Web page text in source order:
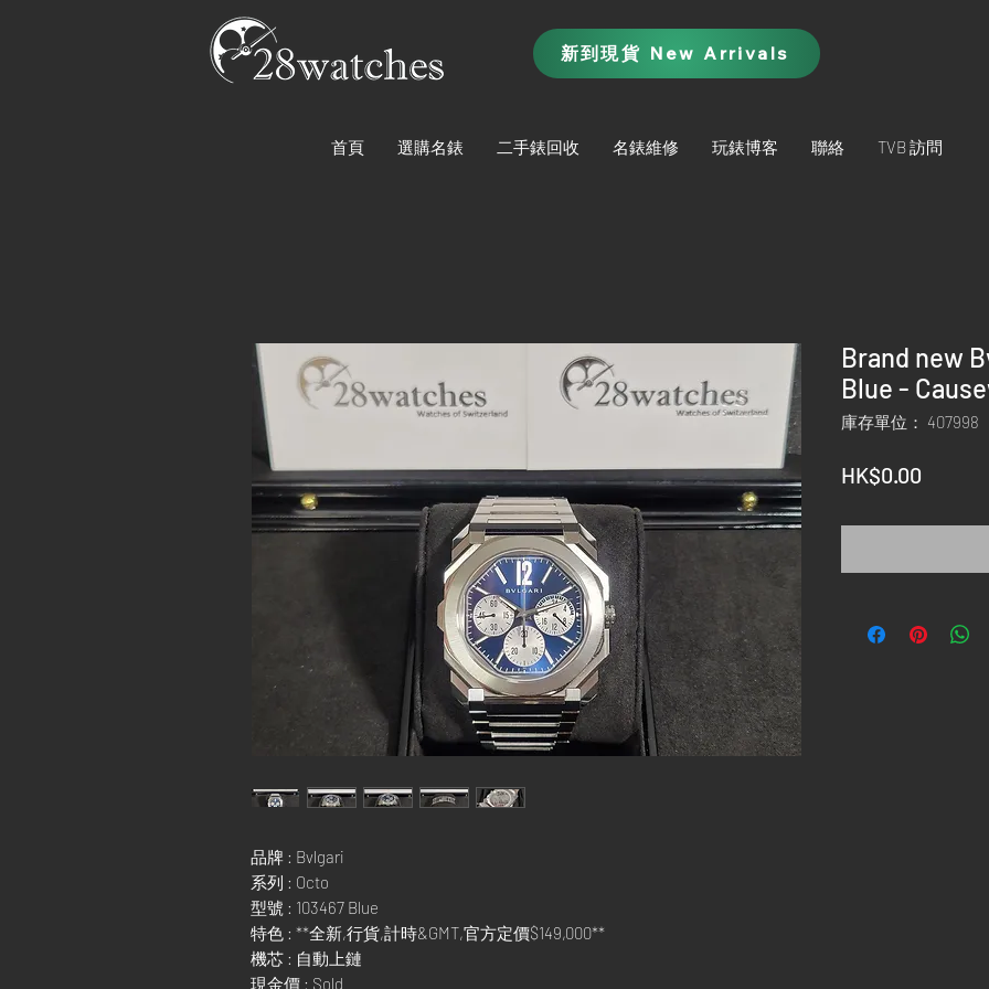
新到現貨 New Arrivals
首頁 選購名錶 二手錶回收 名錶維修 玩錶博客 聯絡 TVB 訪問
品牌 : Bvlgari
系列 : Octo
型號 : 103467 Blue
特色 : **全新,行貨,計時&GMT,官方定價$149,000**
機芯 : 自動上鏈
現金價 : Sold
Brand new
Blue -
庫存單位： 407998
HK$0.00